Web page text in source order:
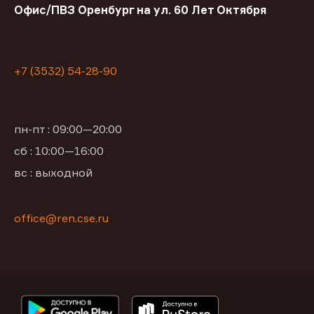
Офис/ПВЗ Оренбург на ул. 60 Лет Октября
+7 (3532) 54-28-90
пн-пт : 09:00—20:00
сб : 10:00—16:00
вс : выходной
office@ren.cse.ru